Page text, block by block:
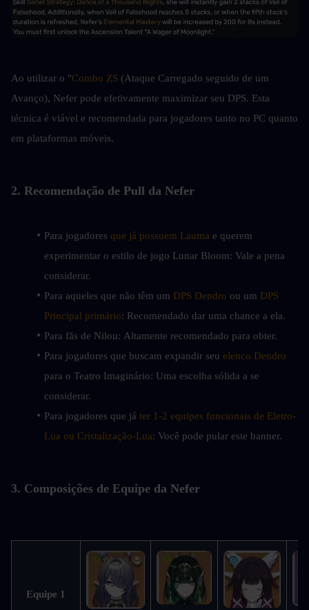
Ao utilizar o "Combo ZS (Ataque Carregado seguido de um
Avanço), Nefer pode efetivamente maximizar seu DPS. Esta
técnica é viável e recomendada para jogadores tanto no PC quanto
em plataformas móveis.
2. Recomendação de Pull da Nefer
Para jogadores que já possuem Lauma e querem
experimentar o estilo de jogo Lunar Bloom: Vale a pena
considerar.
Para aqueles que não têm um DPS Dendro ou um DPS
Principal primário: Recomendado dar uma chance a ela.
Para fãs de Nilou: Altamente recomendado para obter.
Para jogadores que buscam expandir seu elenco Dendro
para o Teatro Imaginário: Uma escolha sólida a se
considerar.
Para jogadores que já ter 1-2 equipes funcionais de Eletro-
Lua ou Cristalização-Lua: Você pode pular este banner.
3. Composições de Equipe da Nefer
Equipe 1